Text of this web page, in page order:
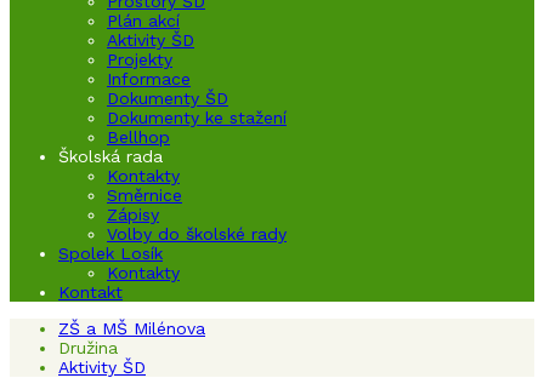
Plán akcí
Aktivity ŠD
Projekty
Informace
Dokumenty ŠD
Dokumenty ke stažení
Bellhop
Školská rada
Kontakty
Směrnice
Zápisy
Volby do školské rady
Spolek Losík
Kontakty
Kontakt
ZŠ a MŠ Milénova
Družina
Aktivity ŠD